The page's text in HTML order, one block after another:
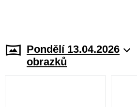
Pondělí 13.04.2026
obrazků